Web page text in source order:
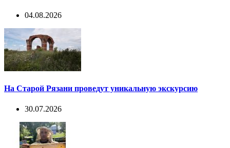
04.08.2026
На Старой Рязани проведут уникальную экскурсию
30.07.2026